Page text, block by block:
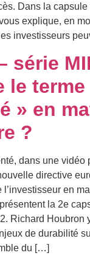
Dans la
explique, en
investisseurs
série
le terme
» en
?
dans une vidéo
directive
l’investisseur en
la 2e
Richard Houbron
de durabilité
du […]